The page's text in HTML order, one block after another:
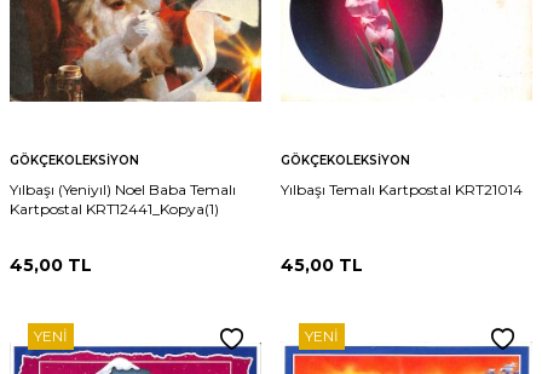
GÖKÇEKOLEKSIYON
Yılbaşı (Yeniyıl) Noel Baba Temalı
Kartpostal KRT12441_Kopya(1)
45,00 TL
GÖKÇEKOLEKSIYON
Yılbaşı Temalı Kartpostal KRT21014
45,00 TL
YENI YENI